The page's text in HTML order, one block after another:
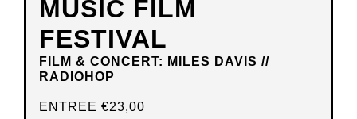
MUSIC FILM
FESTIVAL
FILM & CONCERT: MILES DAVIS //
RADIOHOP
ENTREE €23,00